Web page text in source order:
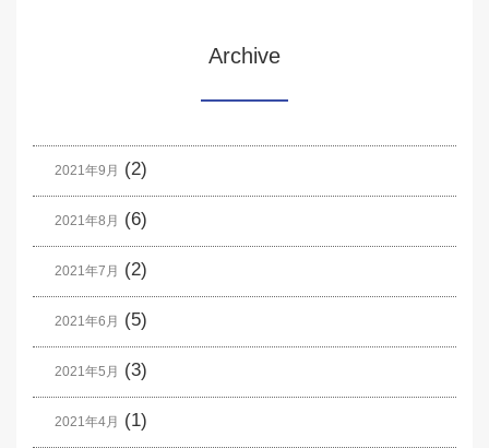
Archive
2021年9月 (2)
2021年8月 (6)
2021年7月 (2)
2021年6月 (5)
2021年5月 (3)
2021年4月 (1)